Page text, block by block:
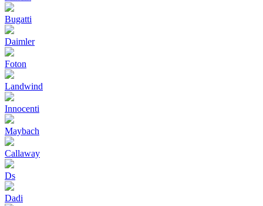
Bugatti
Daimler
Foton
Landwind
Innocenti
Maybach
Callaway
Ds
Dadi